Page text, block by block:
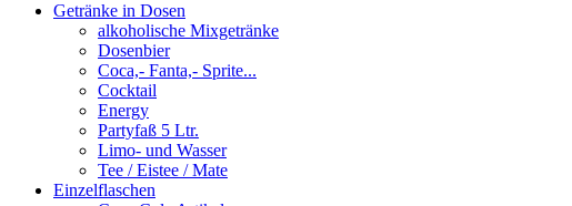
Getränke in Dosen
alkoholische Mixgetränke
Dosenbier
Coca,- Fanta,- Sprite...
Cocktail
Energy
Partyfaß 5 Ltr.
Limo- und Wasser
Tee / Eistee / Mate
Einzelflaschen